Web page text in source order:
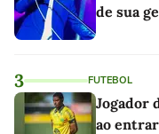
de sua
3 FUTEBOL
Jogador
ao